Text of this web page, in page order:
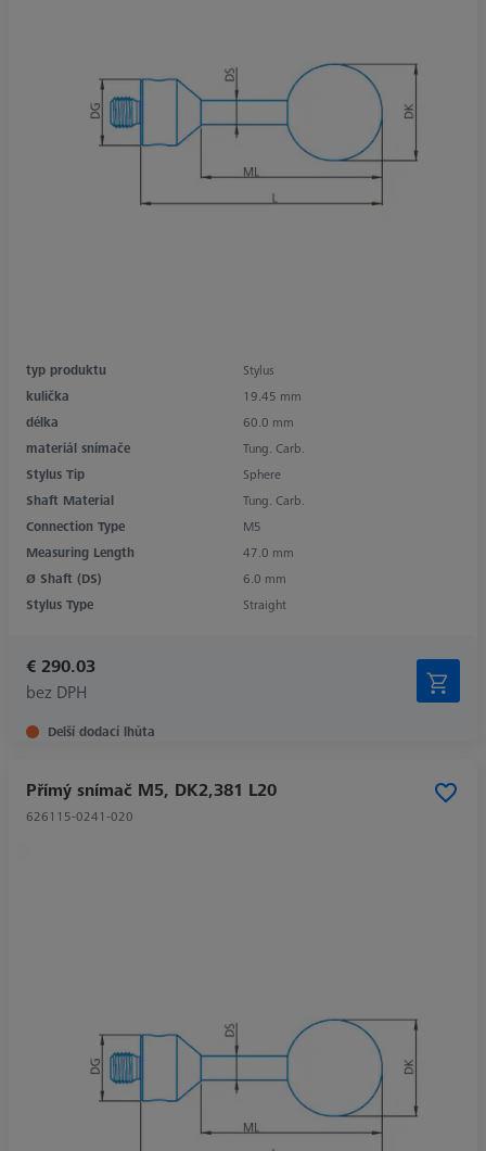
typ produktu
Stylus
kulička
19.45 mm
délka
60.0 mm
materiál snímače
Tung. Carb.
Stylus Tip
Sphere
Shaft Material
Tung. Carb.
Connection Type
M5
Measuring Length
47.0 mm
Ø Shaft (DS)
6.0 mm
Stylus Type
Straight
€ 290.03
bez DPH
Delší dodací lhůta
Přímý snímač M5, DK2,381 L20
626115-0241-020